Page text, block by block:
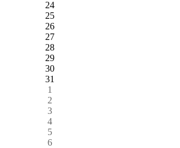
24
25
26
27
28
29
30
31
1
2
3
4
5
6